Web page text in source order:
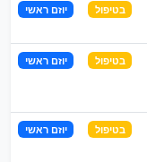
בטיפול יוזם ראשי
בטיפול יוזם ראשי
בטיפול יוזם ראשי